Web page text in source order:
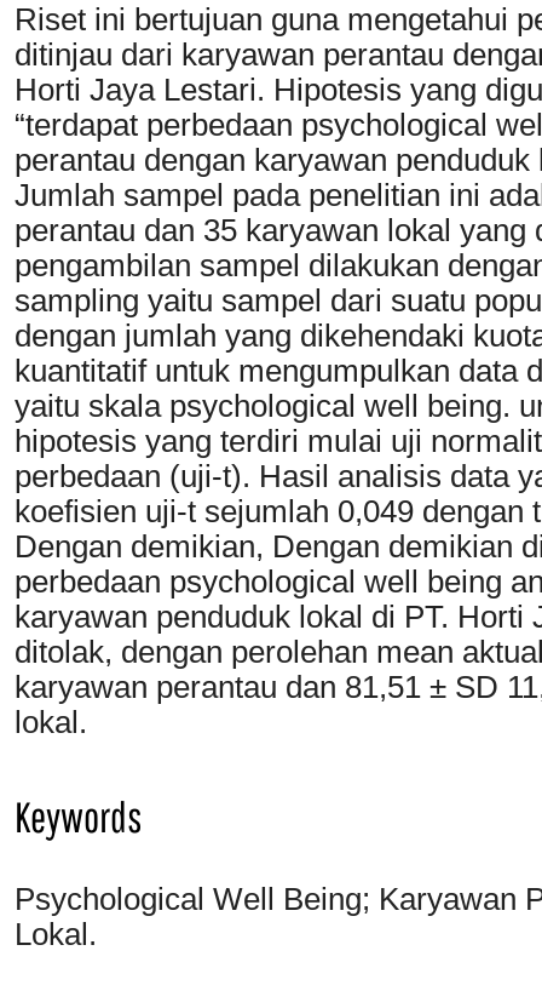
Riset ini bertujuan guna mengetahui
ditinjau dari karyawan perantau
Horti Jaya Lestari. Hipotesis yang
“terdapat perbedaan psychological
perantau dengan karyawan
Jumlah sampel pada penelitian ini
perantau dan 35 karyawan lokal yang
pengambilan sampel dilakukan
sampling yaitu sampel dari suatu
dengan jumlah yang dikehendaki
kuantitatif untuk mengumpulkan data
yaitu skala psychological well being.
hipotesis yang terdiri mulai uji
perbedaan (uji-t). Hasil analisis data
koefisien uji-t sejumlah 0,049 dengan
Dengan demikian, Dengan demikian
perbedaan psychological well being
karyawan penduduk lokal di PT. Horti
ditolak, dengan perolehan mean
karyawan perantau dan 81,51 ± SD
lokal.
Keywords
Psychological Well Being; Karyawan
Lokal.